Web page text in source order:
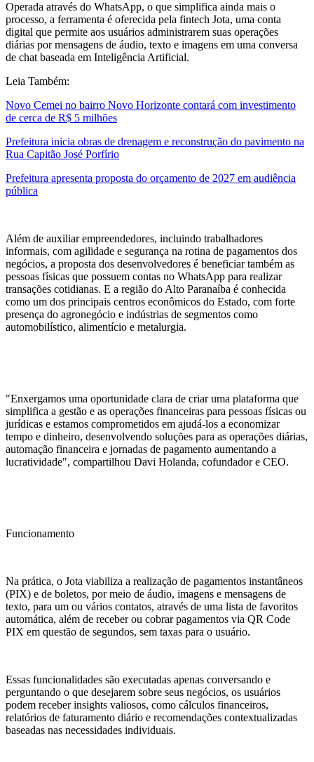
Operada através do WhatsApp, o que simplifica ainda mais o
processo, a ferramenta é oferecida pela fintech Jota, uma conta
digital que permite aos usuários administrarem suas operações
diárias por mensagens de áudio, texto e imagens em uma conversa
de chat baseada em Inteligência Artificial.
Leia Também:
Novo Cemei no bairro Novo Horizonte contará com investimento
de cerca de R$ 5 milhões
Prefeitura inicia obras de drenagem e reconstrução do pavimento na
Rua Capitão José Porfírio
Prefeitura apresenta proposta do orçamento de 2027 em audiência
pública
Além de auxiliar empreendedores, incluindo trabalhadores
informais, com agilidade e segurança na rotina de pagamentos dos
negócios, a proposta dos desenvolvedores é beneficiar também as
pessoas físicas que possuem contas no WhatsApp para realizar
transações cotidianas. E a região do Alto Paranaíba é conhecida
como um dos principais centros econômicos do Estado, com forte
presença do agronegócio e indústrias de segmentos como
automobilístico, alimentício e metalurgia.
"Enxergamos uma oportunidade clara de criar uma plataforma que
simplifica a gestão e as operações financeiras para pessoas físicas ou
jurídicas e estamos comprometidos em ajudá-los a economizar
tempo e dinheiro, desenvolvendo soluções para as operações diárias,
automação financeira e jornadas de pagamento aumentando a
lucratividade", compartilhou Davi Holanda, cofundador e CEO.
Funcionamento
Na prática, o Jota viabiliza a realização de pagamentos instantâneos
(PIX) e de boletos, por meio de áudio, imagens e mensagens de
texto, para um ou vários contatos, através de uma lista de favoritos
automática, além de receber ou cobrar pagamentos via QR Code
PIX em questão de segundos, sem taxas para o usuário.
Essas funcionalidades são executadas apenas conversando e
perguntando o que desejarem sobre seus negócios, os usuários
podem receber insights valiosos, como cálculos financeiros,
relatórios de faturamento diário e recomendações contextualizadas
baseadas nas necessidades individuais.